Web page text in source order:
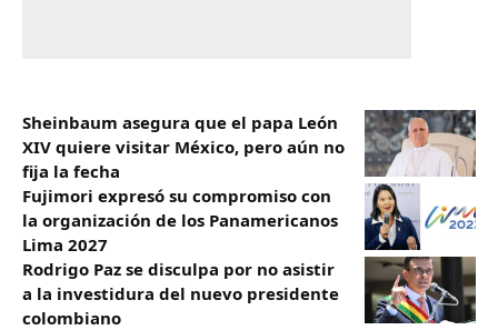
Sheinbaum asegura que el papa León
XIV quiere visitar México, pero aún no
fija la fecha
Fujimori expresó su compromiso con
la organización de los Panamericanos
Lima 2027
Rodrigo Paz se disculpa por no asistir
a la investidura del nuevo presidente
colombiano